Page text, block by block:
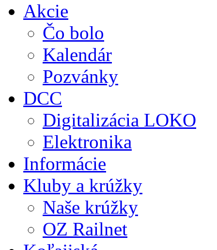
Akcie
Čo bolo
Kalendár
Pozvánky
DCC
Digitalizácia LOKO
Elektronika
Informácie
Kluby a krúžky
Naše krúžky
OZ Railnet